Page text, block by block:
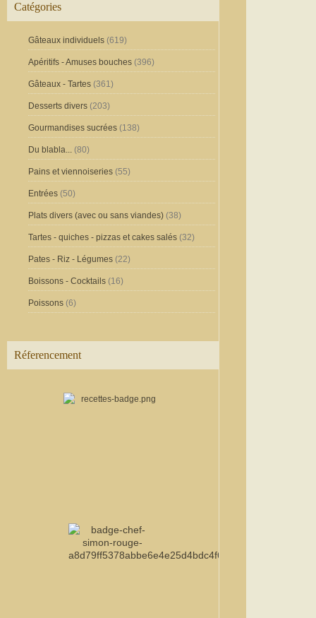
Catégories
Gâteaux individuels (619)
Apéritifs - Amuses bouches (396)
Gâteaux - Tartes (361)
Desserts divers (203)
Gourmandises sucrées (138)
Du blabla... (80)
Pains et viennoiseries (55)
Entrées (50)
Plats divers (avec ou sans viandes) (38)
Tartes - quiches - pizzas et cakes salés (32)
Pates - Riz - Légumes (22)
Boissons - Cocktails (16)
Poissons (6)
Réferencement